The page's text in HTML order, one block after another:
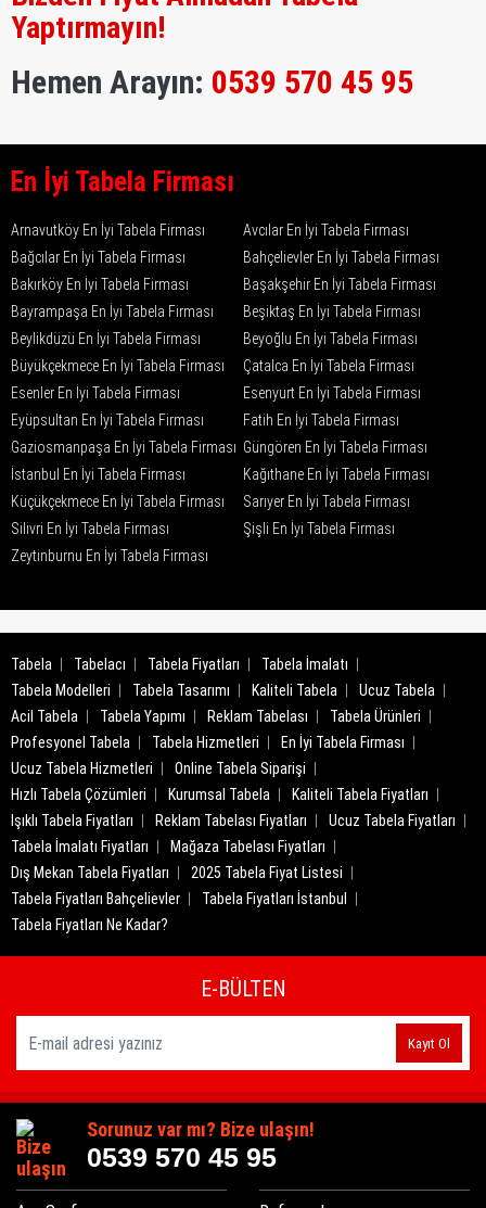
Yaptırmayın!
Hemen Arayın: 0539 570 45 95
En İyi Tabela Firması
Arnavutköy En İyi Tabela Firması
Avcılar En İyi Tabela Firması
Bağcılar En İyi Tabela Firması
Bahçelievler En İyi Tabela Firması
Bakırköy En İyi Tabela Firması
Başakşehir En İyi Tabela Firması
Bayrampaşa En İyi Tabela Firması
Beşiktaş En İyi Tabela Firması
Beylikdüzü En İyi Tabela Firması
Beyoğlu En İyi Tabela Firması
Büyükçekmece En İyi Tabela Firması
Çatalca En İyi Tabela Firması
Esenler En İyi Tabela Firması
Esenyurt En İyi Tabela Firması
Eyüpsultan En İyi Tabela Firması
Fatih En İyi Tabela Firması
Gaziosmanpaşa En İyi Tabela Firması Güngören En İyi Tabela Firması
İstanbul En İyi Tabela Firması
Kağıthane En İyi Tabela Firması
Küçükçekmece En İyi Tabela Firması
Sarıyer En İyi Tabela Firması
Silivri En İyi Tabela Firması
Şişli En İyi Tabela Firması
Zeytinburnu En İyi Tabela Firması
Tabela Tabelacı Tabela Fiyatları
Tabela İmalatı
Tabela Modelleri
Tabela Tasarımı Kaliteli Tabela
Ucuz Tabela
Acil Tabela
Tabela Yapımı Reklam Tabelası
Tabela Ürünleri
Profesyonel Tabela
Tabela Hizmetleri
En İyi Tabela Firması
Ucuz Tabela Hizmetleri
Online Tabela Siparişi
Hızlı Tabela Çözümleri
Kurumsal Tabela
Kaliteli Tabela Fiyatları
Işıklı Tabela Fiyatları
Reklam Tabelası Fiyatları
Ucuz Tabela Fiyatları
Tabela İmalatı Fiyatları
Mağaza Tabelası Fiyatları
Dış Mekan Tabela Fiyatları
2025 Tabela Fiyat Listesi
Tabela Fiyatları Bahçelievler
Tabela Fiyatları İstanbul
Tabela Fiyatları Ne Kadar?
E-BÜLTEN
Kayıt Ol
Sorunuz var mı? Bize ulaşın!
0539 570 45 95